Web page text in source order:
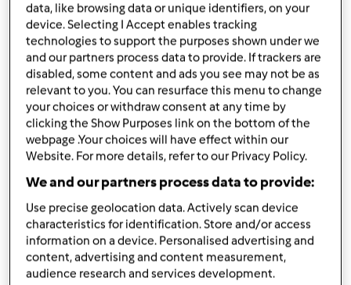
Criar uma variante
Ingredientes
Molotof a Vapor
8claras
8colher de sopaaçúcar
q.b.caramelo líquido
Adicionar à lista de compras
data, like browsing data or unique identifiers, on your
device. Selecting I Accept enables tracking
technologies to support the purposes shown under we
and our partners process data to provide. If trackers are
disabled, some content and ads you see may not be as
relevant to you. You can resurface this menu to change
your choices or withdraw consent at any time by
clicking the Show Purposes link on the bottom of the
webpage .Your choices will have effect within our
Website. For more details, refer to our Privacy Policy.
We and our partners process data to provide:
Use precise geolocation data. Actively scan device
characteristics for identification. Store and/or access
information on a device. Personalised advertising and
content, advertising and content measurement,
audience research and services development.